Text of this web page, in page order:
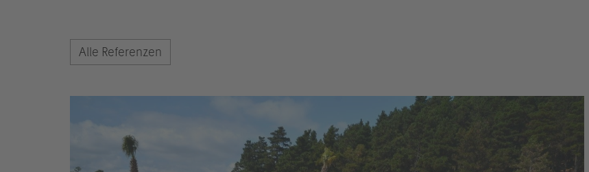
Alle Referenzen